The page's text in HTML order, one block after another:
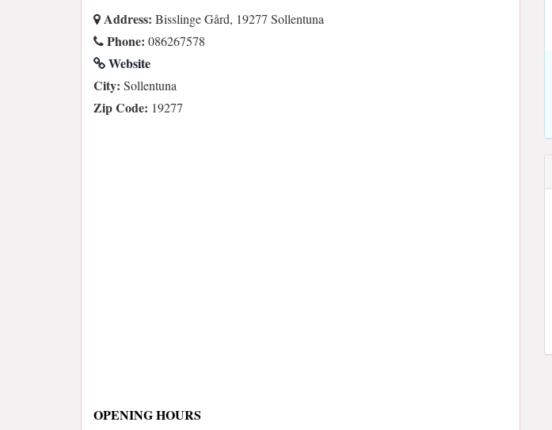
Address: Bisslinge Gård, 19277 Sollentuna
Phone: 086267578
Website
City: Sollentuna
Zip Code: 19277
OPENING HOURS